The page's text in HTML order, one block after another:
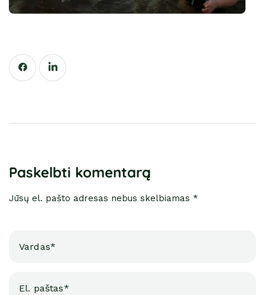
Paskelbti komentarą
Jūsų el. pašto adresas nebus skelbiamas *